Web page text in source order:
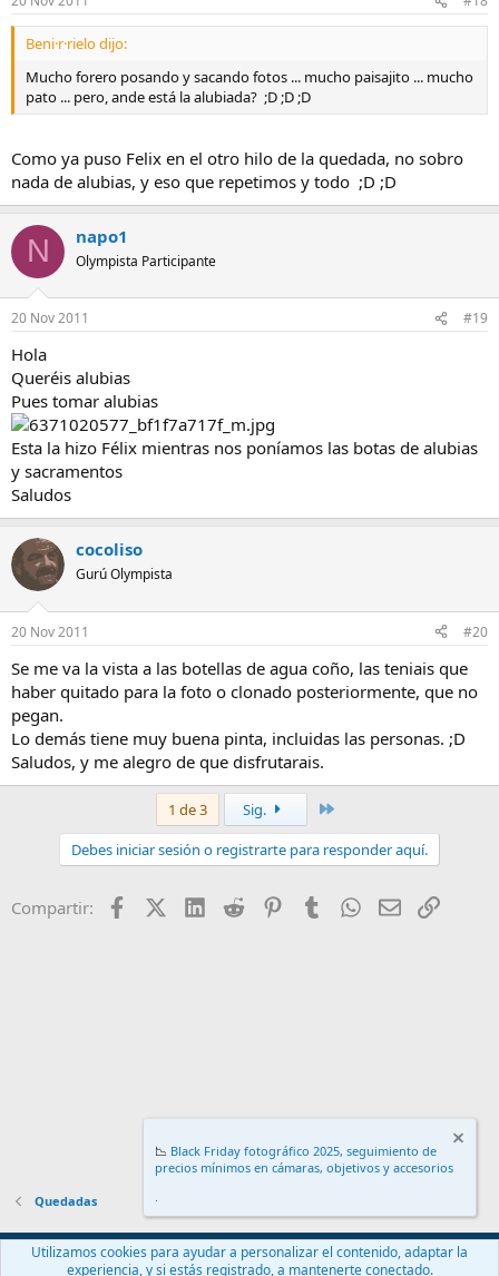
Beni·r·rielo dijo:
Mucho forero posando y sacando fotos ... mucho paisajito ... mucho
pato ... pero, ande está la alubiada? ;D ;D ;D
Como ya puso Felix en el otro hilo de la quedada, no sobro
nada de alubias, y eso que repetimos y todo ;D ;D
N napo1
Olympista Participante
20 Nov 2011 #19
Hola
Queréis alubias
Pues tomar alubias
Esta la hizo Félix mientras nos poníamos las botas de alubias
y sacramentos
Saludos
cocoliso
Gurú Olympista
20 Nov 2011 #20
Se me va la vista a las botellas de agua coño, las teniais que
haber quitado para la foto o clonado posteriormente, que no
pegan.
Lo demás tiene muy buena pinta, incluidas las personas. ;D
Saludos, y me alegro de que disfrutarais.
1 de 3 Sig.
Debes iniciar sesión o registrarte para responder aquí.
Compartir: FacebookX (Twitter)
LinkedIn
Reddit PinterestTumblr WhatsApp
EmailEnlace
Quedadas
Español (ES)
📉 Black Friday fotográfico 2025, seguimiento de
precios mínimos en cámaras, objetivos y accesorios
.
Utilizamos cookies para ayudar a personalizar el contenido, adaptar la
experiencia, y si estás registrado, a mantenerte conectado.